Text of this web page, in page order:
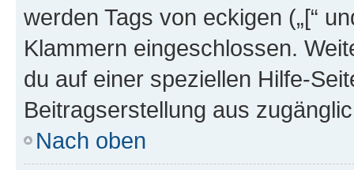
werden Tags von eckigen („[“
Klammern eingeschlossen.
du auf einer speziellen Hilfe-
Beitragserstellung aus
Nach oben